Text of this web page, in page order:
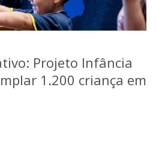
Projeto Infância
1.200 criança em